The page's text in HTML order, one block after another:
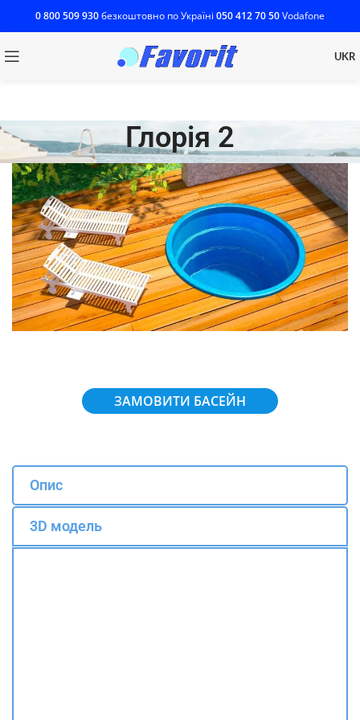
0 800 509 930безкоштовно по Україні ‎050 412 70 50Vodafone
UKR
Глорія 2
ЗАМОВИТИ БАСЕЙН
Опис
3D модель